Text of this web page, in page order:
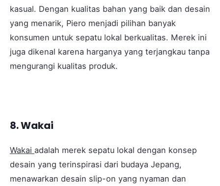
kasual. Dengan kualitas bahan yang baik dan desain
yang menarik, Piero menjadi pilihan banyak
konsumen untuk sepatu lokal berkualitas. Merek ini
juga dikenal karena harganya yang terjangkau tanpa
mengurangi kualitas produk.
8. Wakai
Wakai adalah merek sepatu lokal dengan konsep
desain yang terinspirasi dari budaya Jepang,
menawarkan desain slip-on yang nyaman dan